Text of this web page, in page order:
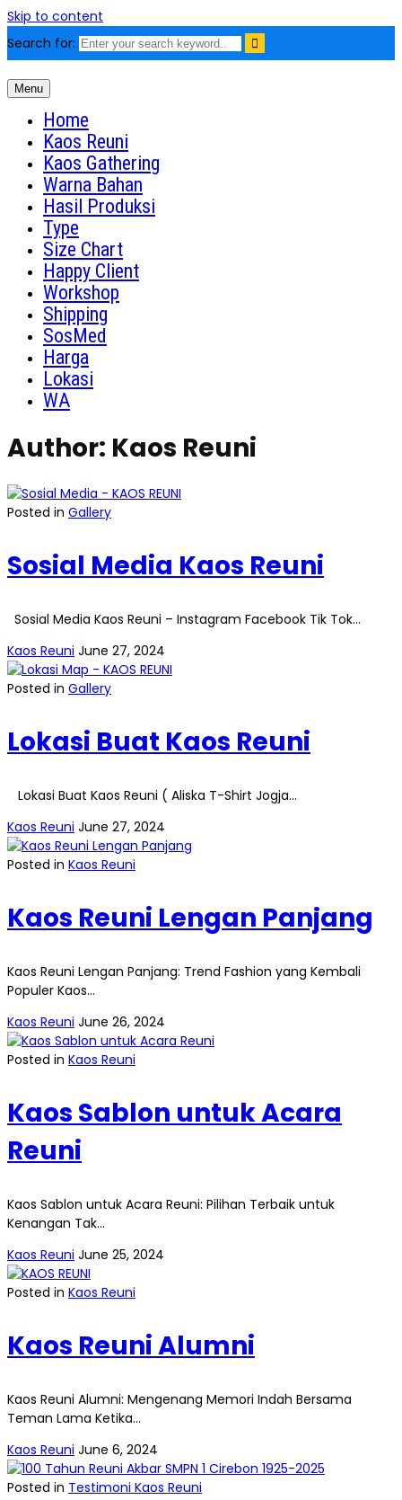
Skip to content
Search for:
Kaos Reuni
Sablon Kaos Reuni Alumni
Menu
Home
Kaos Reuni
Kaos Gathering
Warna Bahan
Hasil Produksi
Type
Size Chart
Happy Client
Workshop
Shipping
SosMed
Harga
Lokasi
WA
Author: Kaos Reuni
Posted in Gallery
Sosial Media Kaos Reuni
Sosial Media Kaos Reuni – Instagram Facebook Tik Tok…
Kaos Reuni June 27, 2024
Posted in Gallery
Lokasi Buat Kaos Reuni
Lokasi Buat Kaos Reuni ( Aliska T-Shirt Jogja…
Kaos Reuni June 27, 2024
Posted in Kaos Reuni
Kaos Reuni Lengan Panjang
Kaos Reuni Lengan Panjang: Trend Fashion yang Kembali
Populer Kaos…
Kaos Reuni June 26, 2024
Posted in Kaos Reuni
Kaos Sablon untuk Acara
Reuni
Kaos Sablon untuk Acara Reuni: Pilihan Terbaik untuk
Kenangan Tak…
Kaos Reuni June 25, 2024
Posted in Kaos Reuni
Kaos Reuni Alumni
Kaos Reuni Alumni: Mengenang Memori Indah Bersama
Teman Lama Ketika…
Kaos Reuni June 6, 2024
Posted in Testimoni Kaos Reuni